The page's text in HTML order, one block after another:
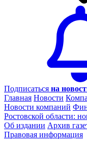
Подписаться на
Главная Новости
Новости компаний
Ростовской области:
Об издании Архив
Правовая информация